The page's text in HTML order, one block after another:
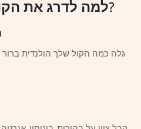
למה לדרג את הקול שלך הולנדית?
גלה כמה הקול שלך הולנדית